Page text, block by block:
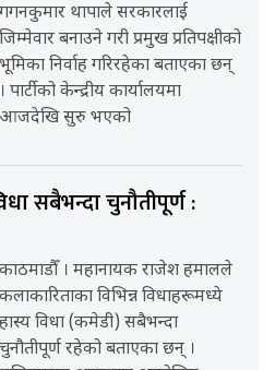
गगनकुमार थापाले सरकारलाई
जिम्मेवार बनाउने गरी प्रमुख प्रतिपक्षीको
भूमिका निर्वाह गरिरहेका बताएका छन्
। पार्टीको केन्द्रीय कार्यालयमा
आजदेखि सुरु भएको
सबैभन्दा चुनौतीपूर्ण :
काठमाडौँ । महानायक राजेश हमालले
कलाकारिताका विभिन्न विधाहरूमध्ये
हास्य विधा (कमेडी) सबैभन्दा
चुनौतीपूर्ण रहेको बताएका छन् ।